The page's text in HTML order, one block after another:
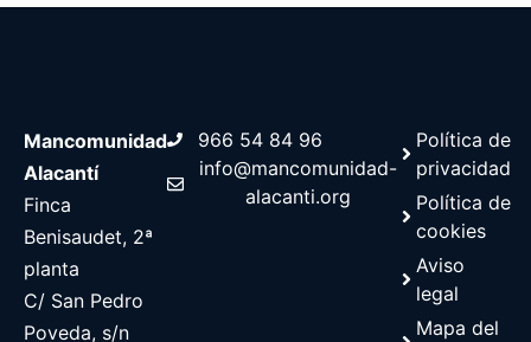
Mancomunidad
Alacantí
Finca
Benisaudet, 2ª
planta
C/ San Pedro
Poveda, s/n
966 54 84 96
info@mancomunidad-
alacanti.org
Política de
privacidad
Política de
cookies
Aviso
legal
Mapa del